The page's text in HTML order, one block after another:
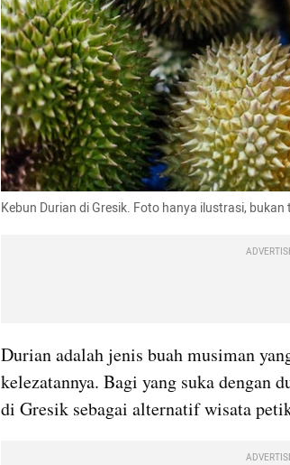
Kebun Durian di Gresik. Foto hanya ilustrasi,
Durian adalah jenis buah musiman
kelezatannya. Bagi yang suka dengan
di Gresik sebagai alternatif wisata